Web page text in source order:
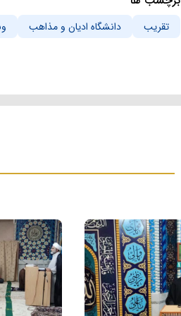
تقریب دانشگاه ادیان و مذاهب